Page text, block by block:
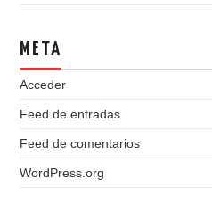
META
Acceder
Feed de entradas
Feed de comentarios
WordPress.org